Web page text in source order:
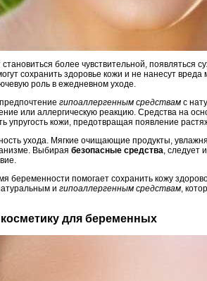
более чувствительной, появляться
сохранить здоровье кожи и не нанесут
роль в ежедневном уходе.
гипоаллергенным средствам с
или аллергическую реакцию. Средства на
упругость кожи, предотвращая появление
ухода. Мягкие очищающие продукты,
Выбирая безопасные средства, следует
беременности помогает сохранить кожу
и гипоаллергенным средствам,
для беременных